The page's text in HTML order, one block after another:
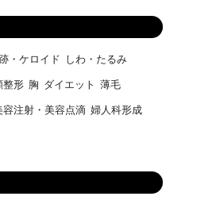
・ケロイド しわ・たるみ
整形 胸 ダイエット 薄毛
容注射・美容点滴 婦人科形成